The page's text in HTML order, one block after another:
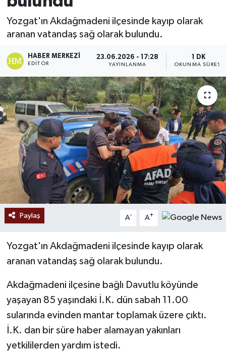
Yozgat'ın Akdağmadeni ilçesinde kayıp olarak
aranan vatandaş sağ olarak bulundu.
HABER MERKEZI
EDITÖR
23.06.2026 - 17:28
YAYINLANMA
1 DK
OKUNMA SÜRESI
Paylaş A- A+
Yozgat'ın Akdağmadeni ilçesinde kayıp olarak
aranan vatandaş sağ olarak bulundu.
Akdağmadeni ilçesine bağlı Davutlu köyünde
yaşayan 85 yaşındaki İ.K. dün sabah 11.00
sularında evinden mantar toplamak üzere çıktı.
İ.K. dan bir süre haber alamayan yakınları
yetkililerden yardım istedi.
Ekonomi